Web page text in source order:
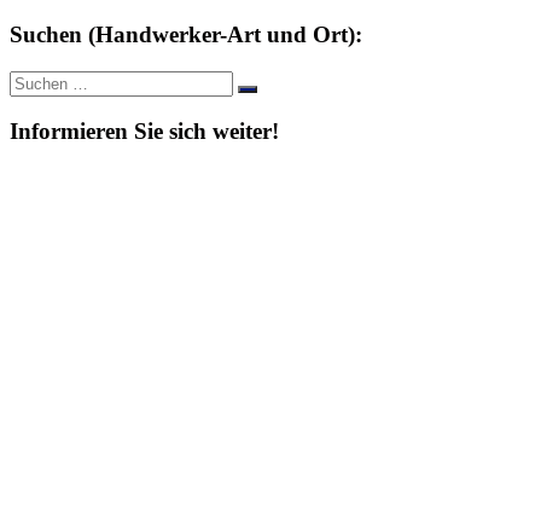
Suchen (Handwerker-Art und Ort):
Suche
nach:
Suchen
Informieren Sie sich weiter!